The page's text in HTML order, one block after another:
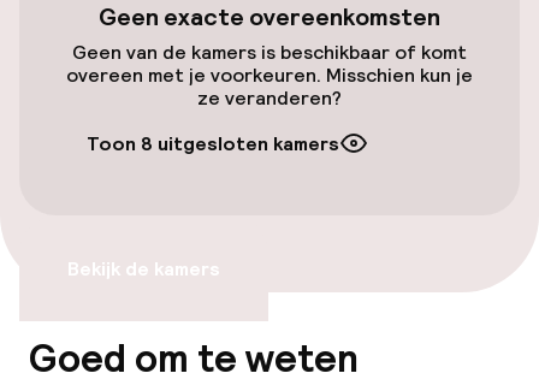
Zwemmen & wellness
Stoombad
Turks stoombad (hamam)
Geen exacte overeenkomsten
Geen van de kamers is beschikbaar of komt
overeen met je voorkeuren. Misschien kun je
ze veranderen?
Toon 8 uitgesloten kamers
Bekijk de kamers
Goed om te weten